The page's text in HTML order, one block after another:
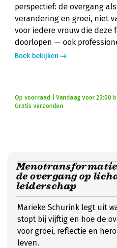
perspectief: de overgang
verandering en groei, niet
voor iedere vrouw die deze
doorlopen — ook
Boek bekijken
Op voorraad | Vandaag voor 23:00
Gratis verzonden
de overgang op
leiderschap
Marieke Schurink legt uit
stopt bij vijftig en hoe de
voor groei, reflectie en
leven.